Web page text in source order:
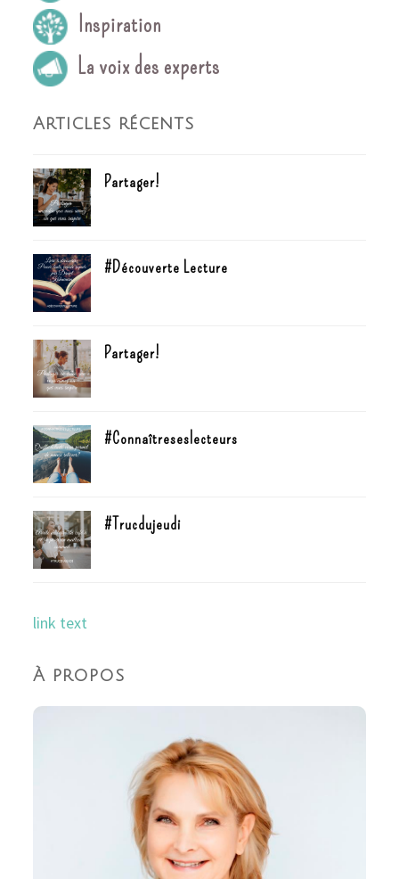
Inspiration
La voix des experts
Articles récents
Partager!
#Découverte Lecture
Partager!
#Connaîtreseslecteurs
#Trucdujeudi
link text
À propos